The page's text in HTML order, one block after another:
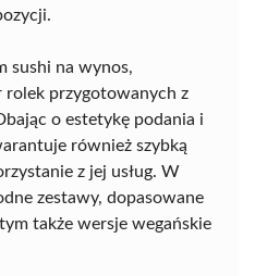
sushi na wynos,
przygotowanych z
o estetykę podania i
również szybką
z jej usług. W
zestawy, dopasowane
także wersje wegańskie